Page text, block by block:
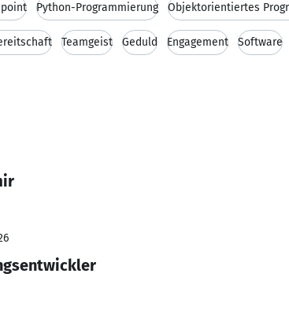
Python-Programmierung Objektorientiertes
Teamgeist Geduld Engagement Software